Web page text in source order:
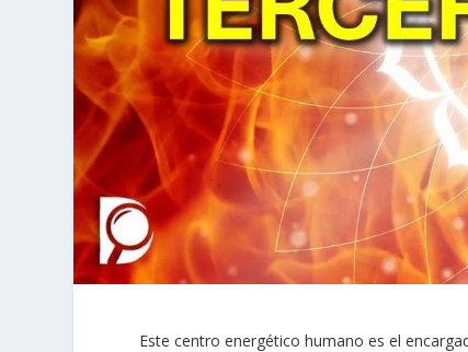
Este centro energético humano es el